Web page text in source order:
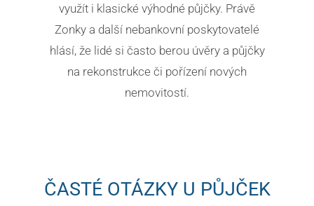
využít i klasické výhodné půjčky. Právě
Zonky a další nebankovní poskytovatelé
hlásí, že lidé si často berou úvěry a půjčky
na rekonstrukce či pořízení nových
nemovitostí.
ČASTÉ OTÁZKY U PŮJČEK